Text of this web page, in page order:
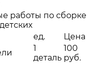
работы по сборке
ед.
Цена
1
деталь
100
руб.